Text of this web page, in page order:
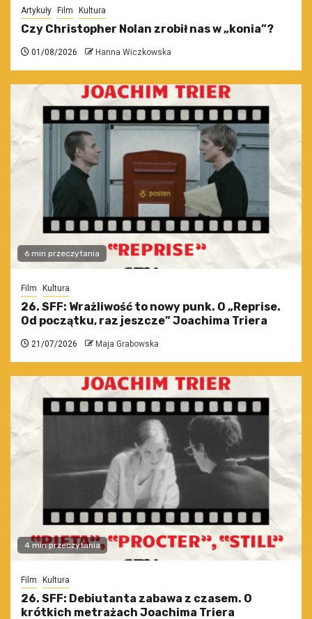
Artykuły Film Kultura
Czy Christopher Nolan zrobił nas w „konia”?
01/08/2026 Hanna Wiczkowska
6 min przeczytania
Film Kultura
26. SFF: Wrażliwość to nowy punk. O „Reprise.
Od początku, raz jeszcze” Joachima Triera
21/07/2026 Maja Grabowska
4 min przeczytania
Film Kultura
26. SFF: Debiutanta zabawa z czasem. O
krótkich metrażach Joachima Triera